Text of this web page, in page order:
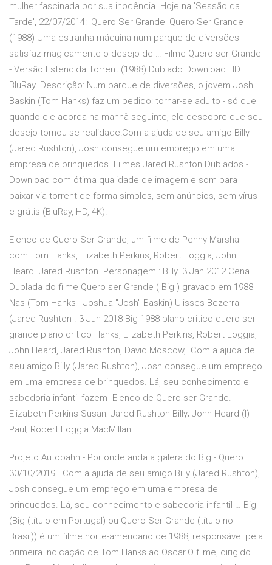
mulher fascinada por sua inocência. Hoje na 'Sessão da
Tarde', 22/07/2014: 'Quero Ser Grande' Quero Ser Grande
(1988) Uma estranha máquina num parque de diversões
satisfaz magicamente o desejo de … Filme Quero ser Grande
- Versão Estendida Torrent (1988) Dublado Download HD
BluRay. Descrição: Num parque de diversões, o jovem Josh
Baskin (Tom Hanks) faz um pedido: tornar-se adulto - só que
quando ele acorda na manhã seguinte, ele descobre que seu
desejo tornou-se realidade!Com a ajuda de seu amigo Billy
(Jared Rushton), Josh consegue um emprego em uma
empresa de brinquedos. Filmes Jared Rushton Dublados -
Download com ótima qualidade de imagem e som para
baixar via torrent de forma simples, sem anúncios, sem vírus
e grátis (BluRay, HD, 4K).
Elenco de Quero Ser Grande, um filme de Penny Marshall
com Tom Hanks, Elizabeth Perkins, Robert Loggia, John
Heard. Jared Rushton. Personagem : Billy. 3 Jan 2012 Cena
Dublada do filme Quero ser Grande ( Big ) gravado em 1988
Nas (Tom Hanks - Joshua "Josh" Baskin) Ulisses Bezerra
(Jared Rushton . 3 Jun 2018 Big-1988-plano critico quero ser
grande plano critico Hanks, Elizabeth Perkins, Robert Loggia,
John Heard, Jared Rushton, David Moscow, Com a ajuda de
seu amigo Billy (Jared Rushton), Josh consegue um emprego
em uma empresa de brinquedos. Lá, seu conhecimento e
sabedoria infantil fazem Elenco de Quero ser Grande.
Elizabeth Perkins Susan; Jared Rushton Billy; John Heard (I)
Paul; Robert Loggia MacMillan
Projeto Autobahn - Por onde anda a galera do Big - Quero
30/10/2019 · Com a ajuda de seu amigo Billy (Jared Rushton),
Josh consegue um emprego em uma empresa de
brinquedos. Lá, seu conhecimento e sabedoria infantil … Big
(Big (título em Portugal) ou Quero Ser Grande (título no
Brasil)) é um filme norte-americano de 1988, responsável pela
primeira indicação de Tom Hanks ao Oscar.O filme, dirigido